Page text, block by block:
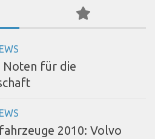
Noten für die
2010: Volvo